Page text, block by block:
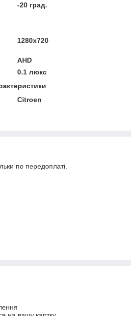
-20 град.
1280x720
AHD
0.1 люкс
Citroen
по передоплаті.